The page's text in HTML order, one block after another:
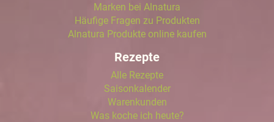
Marken bei Alnatura
Häufige Fragen zu Produkten
Alnatura Produkte online kaufen
Rezepte
Alle Rezepte
Saisonkalender
Warenkunden
Was koche ich heute?